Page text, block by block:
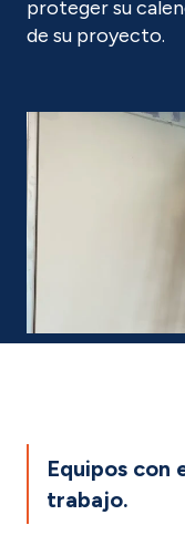
proteger su
de su proyecto.
Equipos con
trabajo.